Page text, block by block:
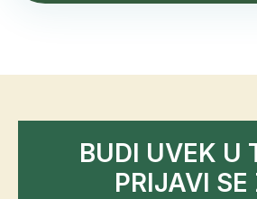
BUDI UVEK U
PRIJAVI SE